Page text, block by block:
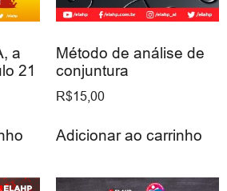
a
21
Método de análise de
conjuntura
R$15,00
Adicionar ao carrinho